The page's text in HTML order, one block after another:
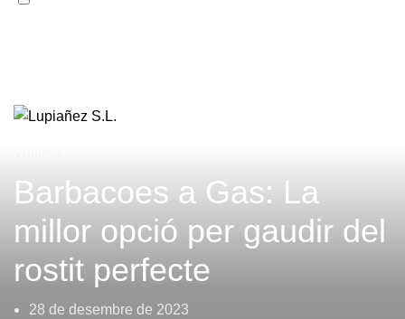
Barbacoes a Gas: La
millor opció per gaudir del
rostit perfecte
28 de desembre de 2023